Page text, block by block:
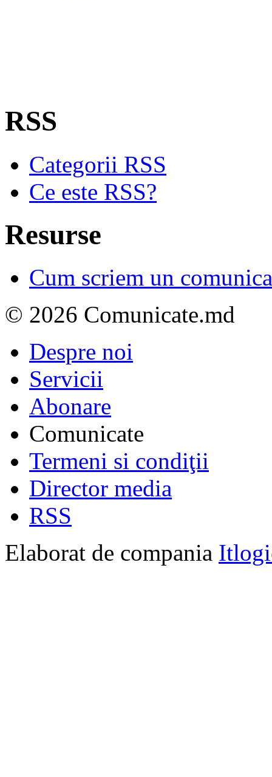
RSS
Categorii RSS
Ce este RSS?
Resurse
Cum scriem un
© 2026 Comunicate.md
Despre noi
Servicii
Abonare
Comunicate
Termeni si condiţii
Director media
RSS
Elaborat de compania